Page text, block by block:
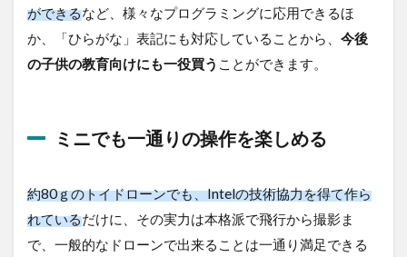
EDUは
どんな
人に向
いて
ロ
ミ
ン
グ
不
ができるなど、様々なプログラミングに応用できるほ
か、「ひらがな」表記にも対応していることから、 今後
の子供の教育向けにも一役買う ことができます。
ミニでも一通りの操作を楽しめる
約80ｇのトイドローンでも、Intelの技術協力を得て作ら
れているだけに、その実力は本格派で飛行から撮影ま
で、一般的なドローンで出来ることは一通り満足できる